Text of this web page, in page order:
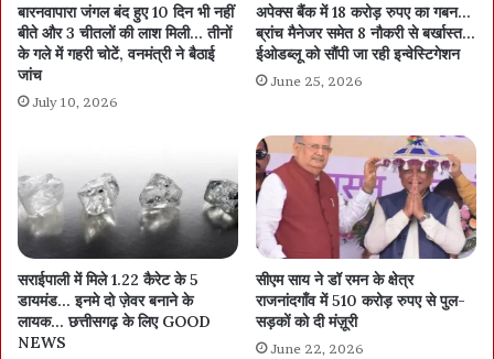
बारनवापारा जंगल बंद हुए 10 दिन भी नहीं
बीते और 3 चीतलों की लाश मिली… तीनों
के गले में गहरी चोटें, वनमंत्री ने बैठाई
जांच
July 10, 2026
अपेक्स बैंक में 18 करोड़ रुपए का गबन…
ब्रांच मैनेजर समेत 8 नौकरी से बर्खास्त…
ईओडब्लू को सौंपी जा रही इन्वेस्टिगेशन
June 25, 2026
सराईपाली में मिले 1.22 कैरेट के 5
डायमंड… इनमे दो ज़ेवर बनाने के
लायक… छत्तीसगढ़ के लिए GOOD
NEWS
सीएम साय ने डॉ रमन के क्षेत्र
राजनांदगाँव में 510 करोड़ रुपए से पुल-
सड़कों को दी मंज़ूरी
June 22, 2026